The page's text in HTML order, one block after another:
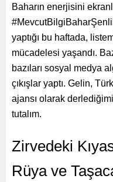
Baharın enerjisini
yaptığı bu haftada,
mücadelesi yaşandı.
bazıları sosyal medya
çıkışlar yaptı. Gelin,
ajansı olarak
tutalım.
Zirvedeki
Rüya ve